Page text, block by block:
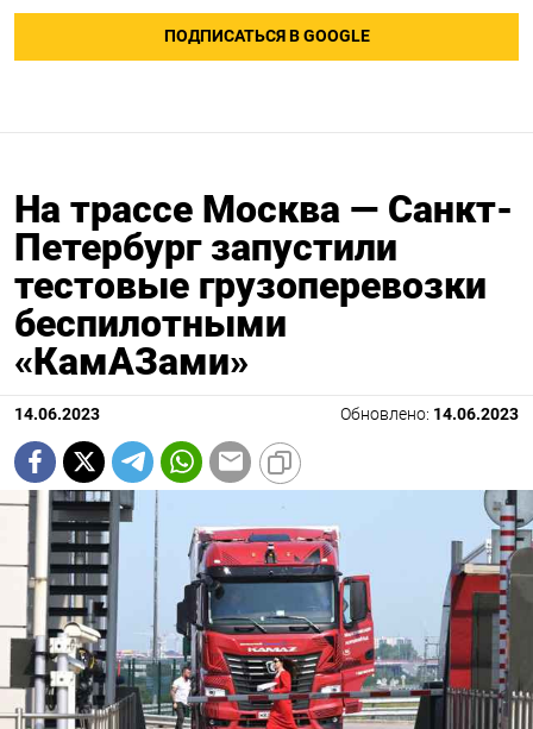
ПОДПИСАТЬСЯ В GOOGLE
На трассе Москва — Санкт-
Петербург запустили
тестовые грузоперевозки
беспилотными
«КамАЗами»
14.06.2023 Обновлено: 14.06.2023